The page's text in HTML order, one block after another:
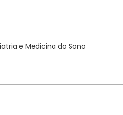
e Medicina do Sono